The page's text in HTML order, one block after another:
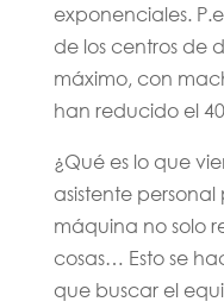
exponenciales.
de los centros de
máximo, con
han reducido el
¿Qué es lo que
asistente personal
máquina no solo
cosas… Esto se
que buscar el